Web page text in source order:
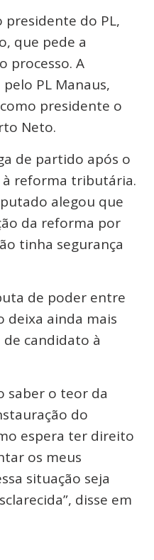
do PL,
que pede a
processo. A
PL Manaus,
presidente o
Neto.
de partido após o
reforma tributária.
alegou que
da reforma por
tinha segurança
de poder entre
deixa ainda mais
candidato à
saber o teor da
do
espera ter direito
os meus
situação seja
disse em